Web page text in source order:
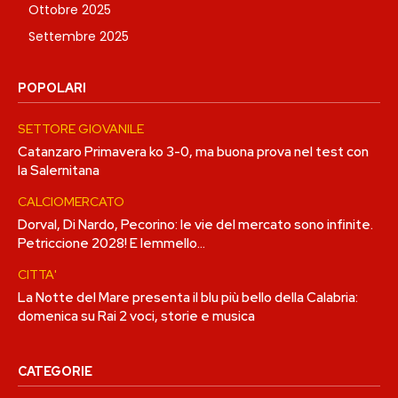
Ottobre 2025
Settembre 2025
POPOLARI
SETTORE GIOVANILE
Catanzaro Primavera ko 3-0, ma buona prova nel test con
la Salernitana
CALCIOMERCATO
Dorval, Di Nardo, Pecorino: le vie del mercato sono infinite.
Petriccione 2028! E Iemmello…
CITTA'
La Notte del Mare presenta il blu più bello della Calabria:
domenica su Rai 2 voci, storie e musica
CATEGORIE